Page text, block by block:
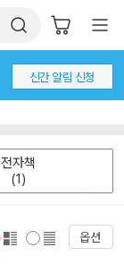
신간 알림 신청
전자책
(1)
옵션